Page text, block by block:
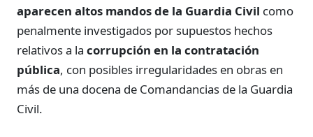
aparecen altos mandos de la Guardia Civil como
penalmente investigados por supuestos hechos
relativos a la corrupción en la contratación
pública, con posibles irregularidades en obras en
más de una docena de Comandancias de la Guardia
Civil.